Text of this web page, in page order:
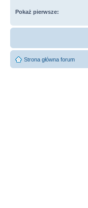
Pokaż pierwsze:
Strona główna forum